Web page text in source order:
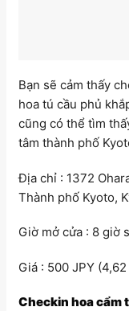
Bạn sẽ cảm thấy
hoa tú cầu phủ
cũng có thể tìm
tâm thành phố
Địa chỉ : 1372
Thành phố Kyoto,
Giờ mở cửa : 8 giờ
Giá : 500 JPY (4,62
Checkin hoa cẩm